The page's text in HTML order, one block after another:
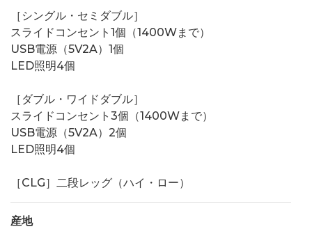
［シングル・セミダブル］
スライドコンセント1個（1400Wまで）
USB電源（5V2A）1個
LED照明4個
［ダブル・ワイドダブル］
スライドコンセント3個（1400Wまで）
USB電源（5V2A）2個
LED照明4個
［CLG］二段レッグ（ハイ・ロー）
産地